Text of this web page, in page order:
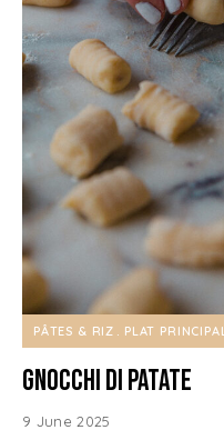
PÂTES & RIZ PLAT PRINCIPAL
Gnocchi di patate
9 June 2025